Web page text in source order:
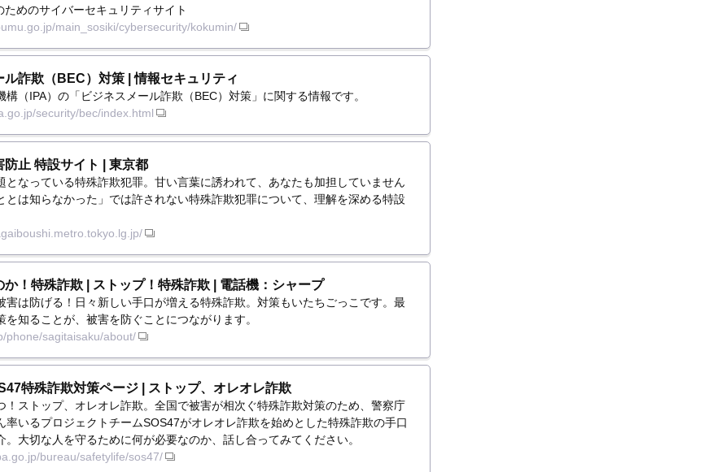
ためのサイバーセキュリティサイト
main_sosiki/cybersecurity/kokumin/
ル詐欺（BEC）対策 | 情報セキュリティ
構（IPA）の「ビジネスメール詐欺（BEC）対策」に関する情報です。
security/bec/index.html
防止 特設サイト | 東京都
となっている特殊詐欺犯罪。甘い言葉に誘われて、あなたも加担していません
とは知らなかった」では許されない特殊詐欺犯罪について、理解を深める特設
か！特殊詐欺 | ストップ！特殊詐欺 | 電話機：シャープ
害は防げる！日々新しい手口が増える特殊詐欺。対策もいたちごっこです。最
を知ることが、被害を防ぐことにつながります。
phone/sagitaisaku/about/
特殊詐欺対策ページ | ストップ、オレオレ詐欺
！ストップ、オレオレ詐欺。全国で被害が相次ぐ特殊詐欺対策のため、警察庁
率いるプロジェクトチームSOS47がオレオレ詐欺を始めとした特殊詐欺の手口
。大切な人を守るために何が必要なのか、話し合ってみてください。
bureau/safetylife/sos47/